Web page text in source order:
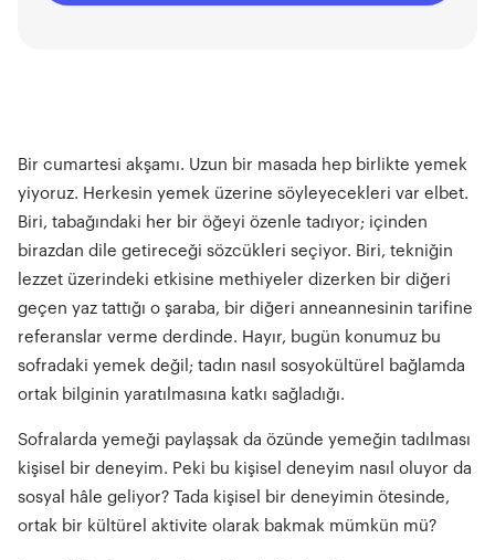
Bir cumartesi akşamı. Uzun bir masada hep birlikte yemek
yiyoruz. Herkesin yemek üzerine söyleyecekleri var elbet.
Biri, tabağındaki her bir öğeyi özenle tadıyor; içinden
birazdan dile getireceği sözcükleri seçiyor. Biri, tekniğin
lezzet üzerindeki etkisine methiyeler dizerken bir diğeri
geçen yaz tattığı o şaraba, bir diğeri anneannesinin tarifine
referanslar verme derdinde. Hayır, bugün konumuz bu
sofradaki yemek değil; tadın nasıl sosyokültürel bağlamda
ortak bilginin yaratılmasına katkı sağladığı.
Sofralarda yemeği paylaşsak da özünde yemeğin tadılması
kişisel bir deneyim. Peki bu kişisel deneyim nasıl oluyor da
sosyal hâle geliyor? Tada kişisel bir deneyimin ötesinde,
ortak bir kültürel aktivite olarak bakmak mümkün mü?